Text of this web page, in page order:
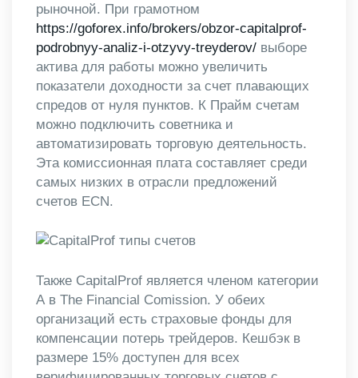
рыночной. При грамотном
https://goforex.info/brokers/obzor-capitalprof-
podrobnyy-analiz-i-otzyvy-treyderov/ выборе
актива для работы можно увеличить
показатели доходности за счет плавающих
спредов от нуля пунктов. К Прайм счетам
можно подключить советника и
автоматизировать торговую деятельность.
Эта комиссионная плата составляет среди
самых низких в отрасли предложений
счетов ECN.
Также CapitalProf является членом категории
А в The Financial Comission. У обеих
организаций есть страховые фонды для
компенсации потерь трейдеров. Кешбэк в
размере 15% доступен для всех